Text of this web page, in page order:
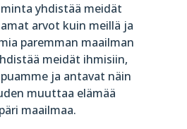
yhdistää meidät
arvot kuin meillä ja
paremman maailman
meidät ihmisiin,
ja antavat näin
muuttaa elämää
maailmaa.